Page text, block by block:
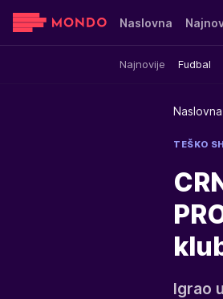
Naslovna
Najnovije Fudbal
Sensa Stvar
Naslovna
TEŠKO
Igrao